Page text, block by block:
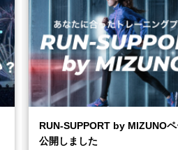
RUN-SUPPORT by MIZUNO
公開しました